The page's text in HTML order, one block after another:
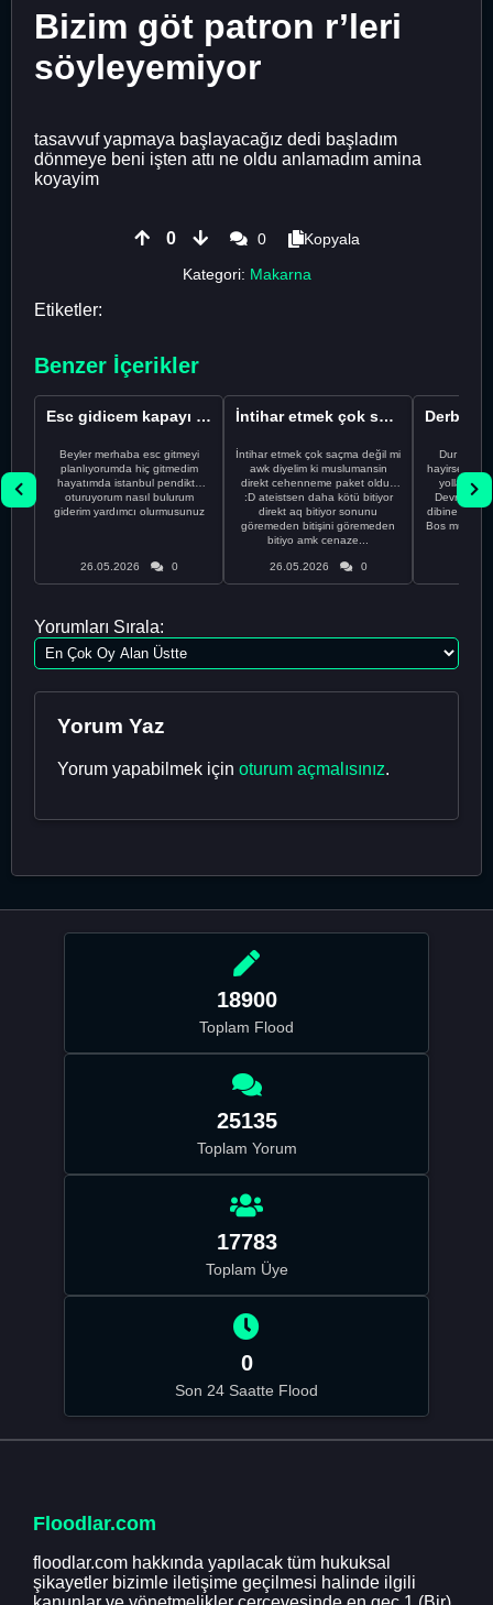
Bizim göt patron r’leri
söyleyemiyor
tasavvuf yapmaya başlayacağız dedi başladım
dönmeye beni işten attı ne oldu anlamadım amina
koyayim
0 0
Kopyala
Kategori: Makarna
Etiketler:
Benzer İçerikler
Esc gidicem kapayı koydum
Beyler merhaba esc gitmeyi
planlıyorumda hiç gitmedim
hayatımda istanbul pendikte
oturuyorum nasıl bulurum
giderim yardımcı olurmusunuz
26.05.2026 0
İntihar etmek çok saçma değil mi
İntihar etmek çok saçma değil mi
awk diyelim ki muslumansin
direkt cehenneme paket oldun
:D ateistsen daha kötü bitiyor
direkt aq bitiyor sonunu
göremeden bitişini göremeden
bitiyo amk cenaze...
26.05.2026 0
Dur
hayirsever
yolla
Devrim abi
dibine
Bos
Yorumları Sırala:
Yorum Yaz
Yorum yapabilmek için oturum açmalısınız.
18900
Toplam Flood
25135
Toplam Yorum
17783
Toplam Üye
0
Son 24 Saatte Flood
Floodlar.com
floodlar.com hakkında yapılacak tüm hukuksal
şikayetler bizimle iletişime geçilmesi halinde ilgili